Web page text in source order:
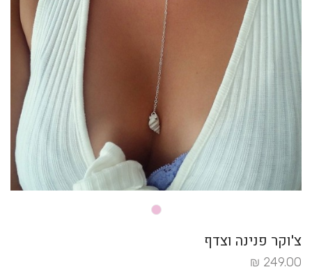
צ'וקר פנינה וצדף
249.00 ₪